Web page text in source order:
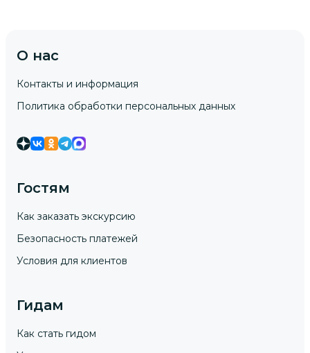
О нас
Контакты и информация
Политика обработки персональных данных
Гостям
Как заказать экскурсию
Безопасность платежей
Условия для клиентов
Гидам
Как стать гидом